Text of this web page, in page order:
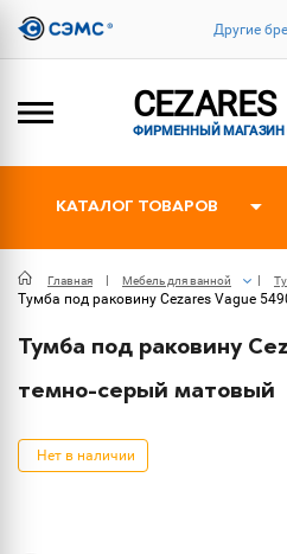
Другие
CEZARES
ФИРМЕННЫЙ МАГАЗИН
КАТАЛОГ ТОВАРОВ
Главная Мебель для ванной
Тумба под раковину Cezares Vague
Тумба под раковину
темно-серый матовый
Нет в наличии